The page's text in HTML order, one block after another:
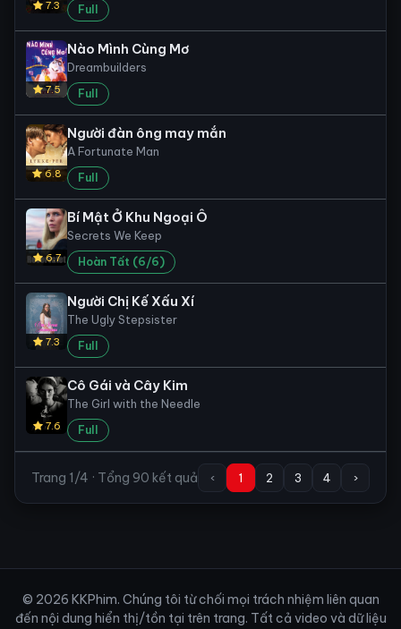
7.3 Full
7.5
Nào Mình Cùng Mơ
Dreambuilders
Full
6.8
Người đàn ông may mắn
A Fortunate Man
Full
6.7
Bí Mật Ở Khu Ngoại Ô
Secrets We Keep
Hoàn Tất (6/6)
7.3
Người Chị Kế Xấu Xí
The Ugly Stepsister
Full
7.6
Cô Gái và Cây Kim
The Girl with the Needle
Full
Trang 1/4 · Tổng 90 kết quả ‹ 1 2 3 4 ›
© 2026 KKPhim. Chúng tôi từ chối mọi trách nhiệm liên quan
đến nội dung hiển thị/tồn tại trên trang. Tất cả video và dữ liệu